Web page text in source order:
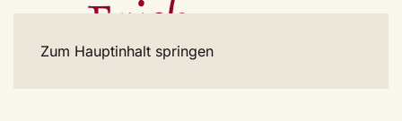
Zum Hauptinhalt springen